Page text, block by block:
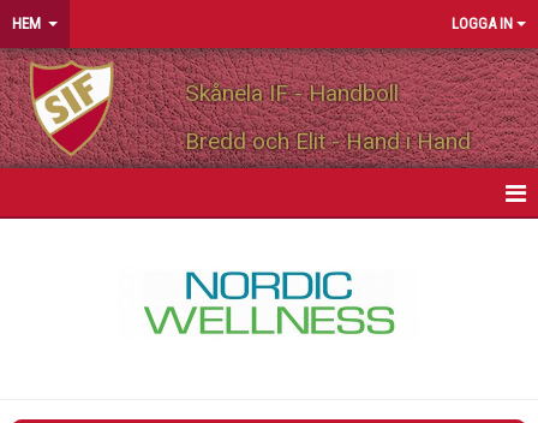
HEM LOGGA IN
Skånela IF - Handboll
Bredd och Elit - Hand i Hand